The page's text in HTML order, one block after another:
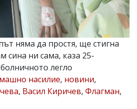
няма да простя, ще стигна
сина ни сама, каза 25-
легло
насилие, новини,
, Васил Киричев, Флагман,